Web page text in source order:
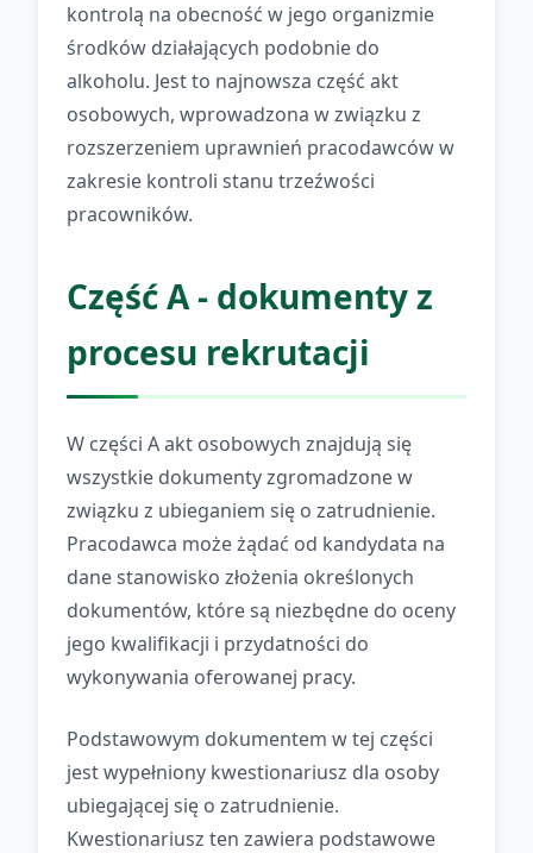
kontrolą na obecność w jego organizmie
środków działających podobnie do
alkoholu. Jest to najnowsza część akt
osobowych, wprowadzona w związku z
rozszerzeniem uprawnień pracodawców w
zakresie kontroli stanu trzeźwości
pracowników.
Część A - dokumenty z
procesu rekrutacji
W części A akt osobowych znajdują się
wszystkie dokumenty zgromadzone w
związku z ubieganiem się o zatrudnienie.
Pracodawca może żądać od kandydata na
dane stanowisko złożenia określonych
dokumentów, które są niezbędne do oceny
jego kwalifikacji i przydatności do
wykonywania oferowanej pracy.
Podstawowym dokumentem w tej części
jest wypełniony kwestionariusz dla osoby
ubiegającej się o zatrudnienie.
Kwestionariusz ten zawiera podstawowe